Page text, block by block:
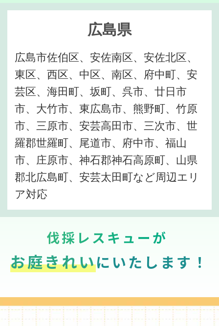
広島県
広島市佐伯区、安佐南区、安佐北区、
東区、西区、中区、南区、府中町、安
芸区、海田町、坂町、呉市、廿日市
市、大竹市、東広島市、熊野町、竹原
市、三原市、安芸高田市、三次市、世
羅郡世羅町、尾道市、府中市、福山
市、庄原市、神石郡神石高原町、山県
郡北広島町、安芸太田町など周辺エリ
ア対応
伐採レスキューが
お庭きれいにいたします！